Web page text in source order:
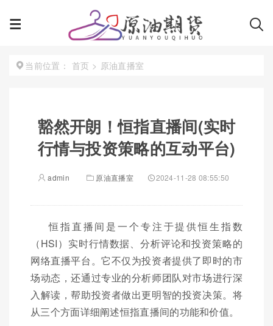
当前位置： 首页 > 原油直播室
豁然开朗！恒指直播间(实时
行情与投资策略的互动平台)
admin 原油直播室 2024-11-28 08:55:50
恒指直播间是一个专注于提供恒生指数
（HSI）实时行情数据、分析评论和投资策略的
网络直播平台。它不仅为投资者提供了即时的市
场动态，还通过专业的分析师团队对市场进行深
入解读，帮助投资者做出更明智的投资决策。将
从三个方面详细阐述恒指直播间的功能和价值。